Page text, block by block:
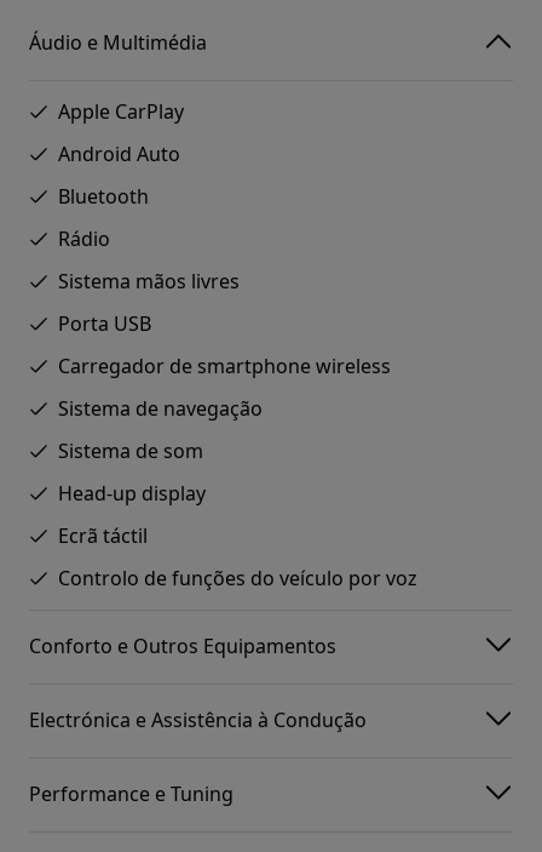
Áudio e Multimédia
Apple CarPlay
Android Auto
Bluetooth
Rádio
Sistema mãos livres
Porta USB
Carregador de smartphone wireless
Sistema de navegação
Sistema de som
Head-up display
Ecrã táctil
Controlo de funções do veículo por voz
Conforto e Outros Equipamentos
Electrónica e Assistência à Condução
Performance e Tuning